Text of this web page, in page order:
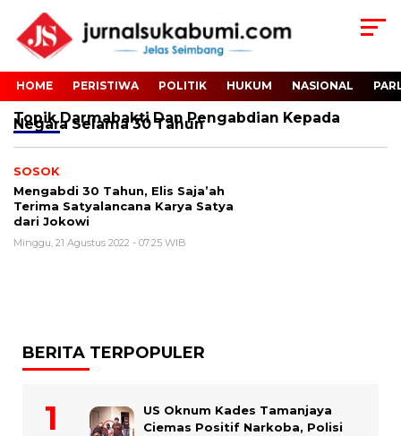
HOME PERISTIWA POLITIK HUKUM NASIONAL
TopikDarmabakti Dan Pengabdian Kepada
Negara Selama 30 Tahun
SOSOK
Mengabdi 30 Tahun, Elis Saja’ah
Terima Satyalancana Karya Satya
dari Jokowi
Minggu, 21 Agustus 2022 - 07:25 WIB
BERITA TERPOPULER
US Oknum Kades Tamanjaya
Ciemas Positif Narkoba, Polisi